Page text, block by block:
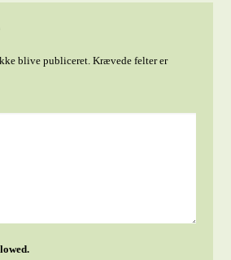
blive publiceret. Krævede felter er